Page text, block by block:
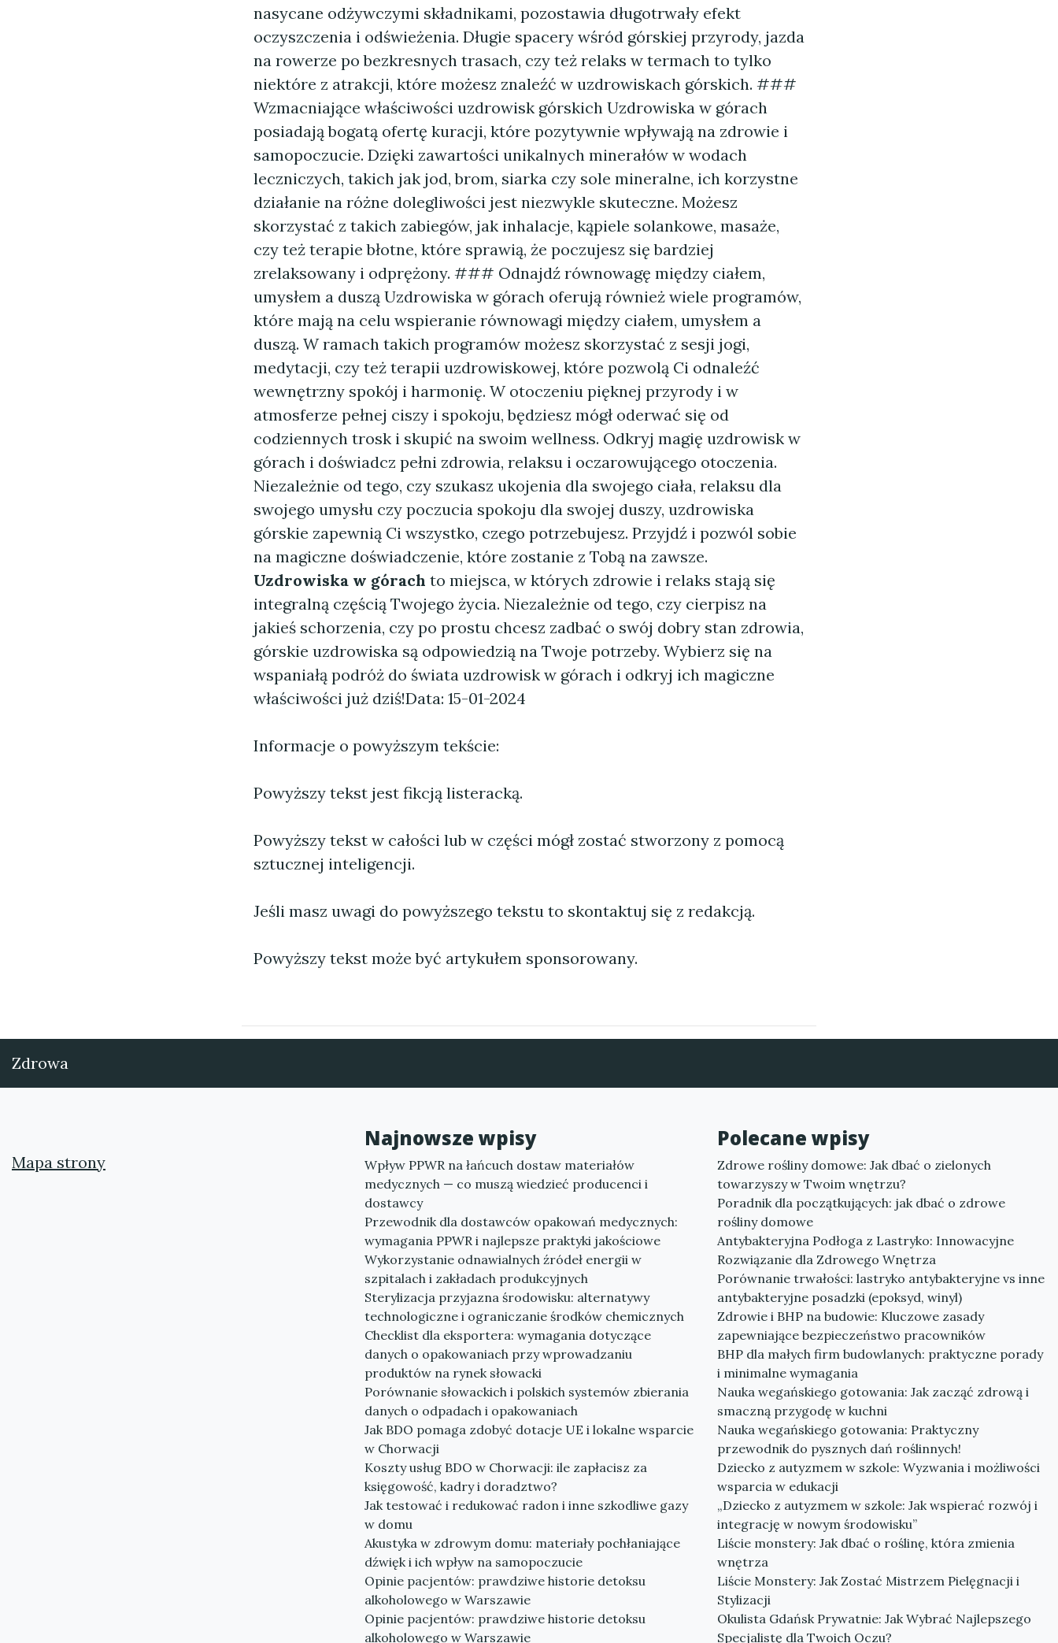
nasycane odżywczymi składnikami, pozostawia długotrwały efekt
oczyszczenia i odświeżenia. Długie spacery wśród górskiej przyrody, jazda
na rowerze po bezkresnych trasach, czy też relaks w termach to tylko
niektóre z atrakcji, które możesz znaleźć w uzdrowiskach górskich. ###
Wzmacniające właściwości uzdrowisk górskich Uzdrowiska w górach
posiadają bogatą ofertę kuracji, które pozytywnie wpływają na zdrowie i
samopoczucie. Dzięki zawartości unikalnych minerałów w wodach
leczniczych, takich jak jod, brom, siarka czy sole mineralne, ich korzystne
działanie na różne dolegliwości jest niezwykle skuteczne. Możesz
skorzystać z takich zabiegów, jak inhalacje, kąpiele solankowe, masaże,
czy też terapie błotne, które sprawią, że poczujesz się bardziej
zrelaksowany i odprężony. ### Odnajdź równowagę między ciałem,
umysłem a duszą Uzdrowiska w górach oferują również wiele programów,
które mają na celu wspieranie równowagi między ciałem, umysłem a
duszą. W ramach takich programów możesz skorzystać z sesji jogi,
medytacji, czy też terapii uzdrowiskowej, które pozwolą Ci odnaleźć
wewnętrzny spokój i harmonię. W otoczeniu pięknej przyrody i w
atmosferze pełnej ciszy i spokoju, będziesz mógł oderwać się od
codziennych trosk i skupić na swoim wellness. Odkryj magię uzdrowisk w
górach i doświadcz pełni zdrowia, relaksu i oczarowującego otoczenia.
Niezależnie od tego, czy szukasz ukojenia dla swojego ciała, relaksu dla
swojego umysłu czy poczucia spokoju dla swojej duszy, uzdrowiska
górskie zapewnią Ci wszystko, czego potrzebujesz. Przyjdź i pozwól sobie
na magiczne doświadczenie, które zostanie z Tobą na zawsze.
Uzdrowiska w górach to miejsca, w których zdrowie i relaks stają się
integralną częścią Twojego życia. Niezależnie od tego, czy cierpisz na
jakieś schorzenia, czy po prostu chcesz zadbać o swój dobry stan zdrowia,
górskie uzdrowiska są odpowiedzią na Twoje potrzeby. Wybierz się na
wspaniałą podróż do świata uzdrowisk w górach i odkryj ich magiczne
właściwości już dziś!Data: 15-01-2024
Informacje o powyższym tekście:
Powyższy tekst jest fikcją listeracką.
Powyższy tekst w całości lub w części mógł zostać stworzony z pomocą
sztucznej inteligencji.
Jeśli masz uwagi do powyższego tekstu to skontaktuj się z redakcją.
Powyższy tekst może być artykułem sponsorowany.
Zdrowa
Mapa strony
Najnowsze wpisy
Wpływ PPWR na łańcuch dostaw materiałów
medycznych — co muszą wiedzieć producenci i
dostawcy
Przewodnik dla dostawców opakowań medycznych:
wymagania PPWR i najlepsze praktyki jakościowe
Wykorzystanie odnawialnych źródeł energii w
szpitalach i zakładach produkcyjnych
Sterylizacja przyjazna środowisku: alternatywy
technologiczne i ograniczanie środków chemicznych
Checklist dla eksportera: wymagania dotyczące
danych o opakowaniach przy wprowadzaniu
produktów na rynek słowacki
Porównanie słowackich i polskich systemów zbierania
danych o odpadach i opakowaniach
Jak BDO pomaga zdobyć dotacje UE i lokalne wsparcie
w Chorwacji
Koszty usług BDO w Chorwacji: ile zapłacisz za
księgowość, kadry i doradztwo?
Jak testować i redukować radon i inne szkodliwe gazy
w domu
Akustyka w zdrowym domu: materiały pochłaniające
dźwięk i ich wpływ na samopoczucie
Opinie pacjentów: prawdziwe historie detoksu
alkoholowego w Warszawie
Opinie pacjentów: prawdziwe historie detoksu
alkoholowego w Warszawie
Polecane wpisy
Zdrowe rośliny domowe: Jak dbać o zielonych
towarzyszy w Twoim wnętrzu?
Poradnik dla początkujących: jak dbać o zdrowe
rośliny domowe
Antybakteryjna Podłoga z Lastryko: Innowacyjne
Rozwiązanie dla Zdrowego Wnętrza
Porównanie trwałości: lastryko antybakteryjne vs inne
antybakteryjne posadzki (epoksyd, winyl)
Zdrowie i BHP na budowie: Kluczowe zasady
zapewniające bezpieczeństwo pracowników
BHP dla małych firm budowlanych: praktyczne porady
i minimalne wymagania
Nauka wegańskiego gotowania: Jak zacząć zdrową i
smaczną przygodę w kuchni
Nauka wegańskiego gotowania: Praktyczny
przewodnik do pysznych dań roślinnych!
Dziecko z autyzmem w szkole: Wyzwania i możliwości
wsparcia w edukacji
„Dziecko z autyzmem w szkole: Jak wspierać rozwój i
integrację w nowym środowisku”
Liście monstery: Jak dbać o roślinę, która zmienia
wnętrza
Liście Monstery: Jak Zostać Mistrzem Pielęgnacji i
Stylizacji
Okulista Gdańsk Prywatnie: Jak Wybrać Najlepszego
Specjalistę dla Twoich Oczu?